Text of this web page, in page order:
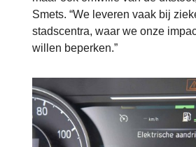
Smets. “We leveren vaak bij
stadscentra, waar we onze
willen beperken.”